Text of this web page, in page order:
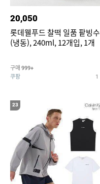
20,050
롯데웰푸드 찰떡 일품 팥빙수
(냉동), 240ml, 12개입, 1개
구매 999+
쿠팡 1
23